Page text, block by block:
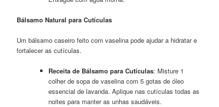
Bálsamo Natural para Cutículas
Um bálsamo caseiro feito com vaselina pode ajudar a hidratar e
fortalecer as cutículas.
Receita de Bálsamo para Cutículas: Misture 1
colher de sopa de vaselina com 5 gotas de óleo
essencial de lavanda. Aplique nas cutículas todas as
noites para manter as unhas saudáveis.